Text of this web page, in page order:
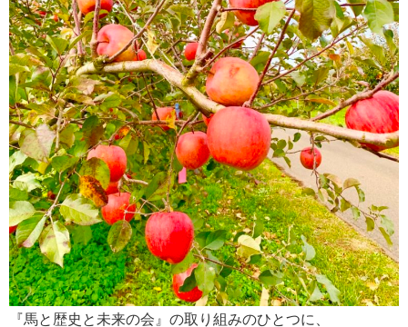
『馬と歴史と未来の会』の取り組みのひとつに、